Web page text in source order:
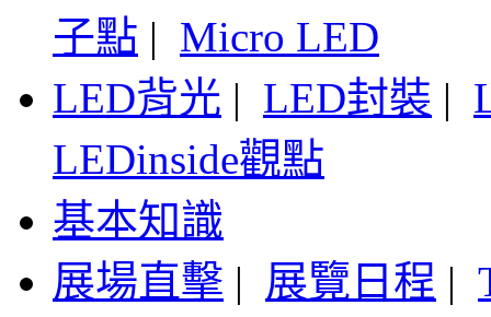
子點 | Micro LED
LED背光 | LED封裝 |
LEDinside觀點
基本知識
展場直擊 | 展覽日程 |